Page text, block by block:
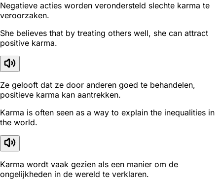
Negatieve acties worden verondersteld slechte karma te
veroorzaken.
She believes that by treating others well, she can attract
positive karma.
Ze gelooft dat ze door anderen goed te behandelen,
positieve karma kan aantrekken.
Karma is often seen as a way to explain the inequalities in
the world.
Karma wordt vaak gezien als een manier om de
ongelijkheden in de wereld te verklaren.